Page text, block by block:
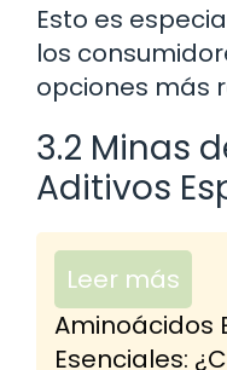
Esto es
los
opciones más
3.2 Minas
Aditivos
Leer más
Aminoácidos
Esenciales: